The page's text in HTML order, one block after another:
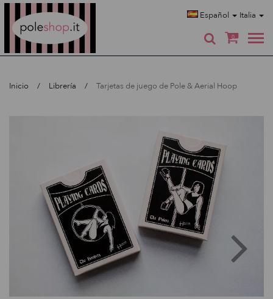
Español Italia
0
Inicio Librería Tarjetas de juego de Pole & Aerial Hoop